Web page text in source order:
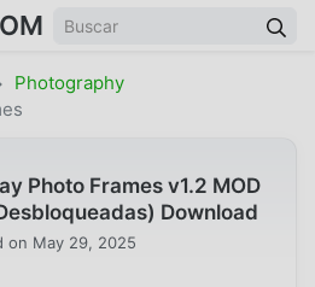
Photography
Photo Frames v1.2 MOD
Download
on May 29, 2025